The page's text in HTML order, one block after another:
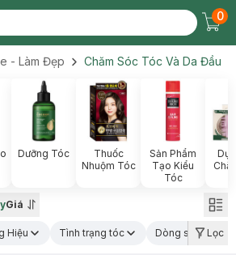
0
- Làm Đẹp Chăm Sóc Tóc Và Da Đầu
Dưỡng Tóc
Thuốc
Nhuộm Tóc
Sản Phẩm
Tạo Kiểu
Tóc
Giá
Hiệu Tình trạng tóc Dòng sản phẩm
Lọc